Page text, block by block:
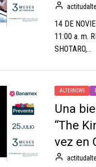
14 DE
11:00 a. m.
SHOTARO,...
ALTERNEWS
Una
“The
vez en